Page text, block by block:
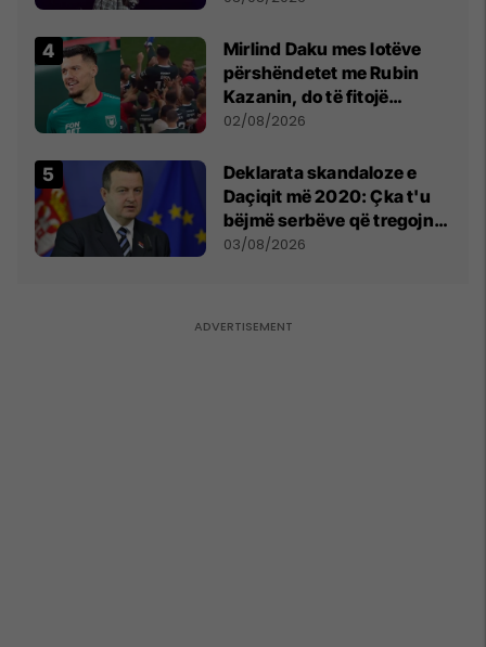
Mirlind Daku mes lotëve
përshëndetet me Rubin
Kazanin, do të fitojë
miliona te Spartak Moska
02/08/2026
​Deklarata skandaloze e
Daçiqit më 2020: Çka t'u
bëjmë serbëve që tregojnë
ku janë varrosur shqiptarët
03/08/2026